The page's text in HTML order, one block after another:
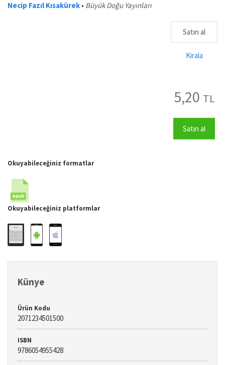
Necip Fazıl Kısakürek • Büyük Doğu Yayınları
Satın al
Kirala
5,20 TL
Satın al
Okuyabileceğiniz formatlar
Okuyabileceğiniz platformlar
Künye
Ürün Kodu
2071234501500
ISBN
9786054955428